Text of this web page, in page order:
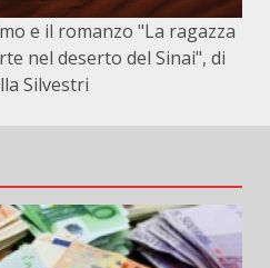
e il romanzo "La ragazza
nel deserto del Sinai", di
Silvestri